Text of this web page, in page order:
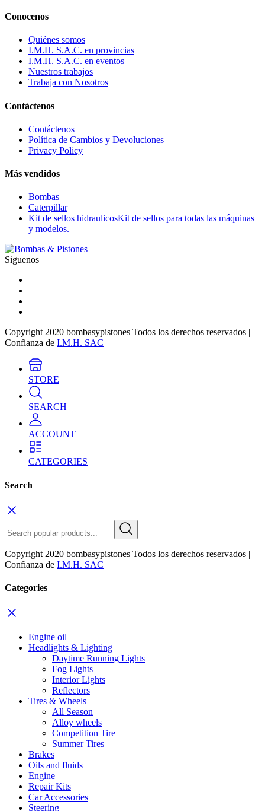
Conocenos
Quiénes somos
I.M.H. S.A.C. en provincias
I.M.H. S.A.C. en eventos
Nuestros trabajos
Trabaja con Nosotros
Contáctenos
Contáctenos
Política de Cambios y Devoluciones
Privacy Policy
Más vendidos
Bombas
Caterpillar
Kit de sellos hidraulicosKit de sellos para todas las máquinas
y modelos.
Siguenos
Copyright 2020 bombasypistones Todos los derechos reservados |
Confianza de I.M.H. SAC
STORE
SEARCH
ACCOUNT
CATEGORIES
Search
Copyright 2020 bombasypistones Todos los derechos reservados |
Confianza de I.M.H. SAC
Categories
Engine oil
Headlights & Lighting
Daytime Running Lights
Fog Lights
Interior Lights
Reflectors
Tires & Wheels
All Season
Alloy wheels
Competition Tire
Summer Tires
Brakes
Oils and fluids
Engine
Repair Kits
Car Accessories
Steering